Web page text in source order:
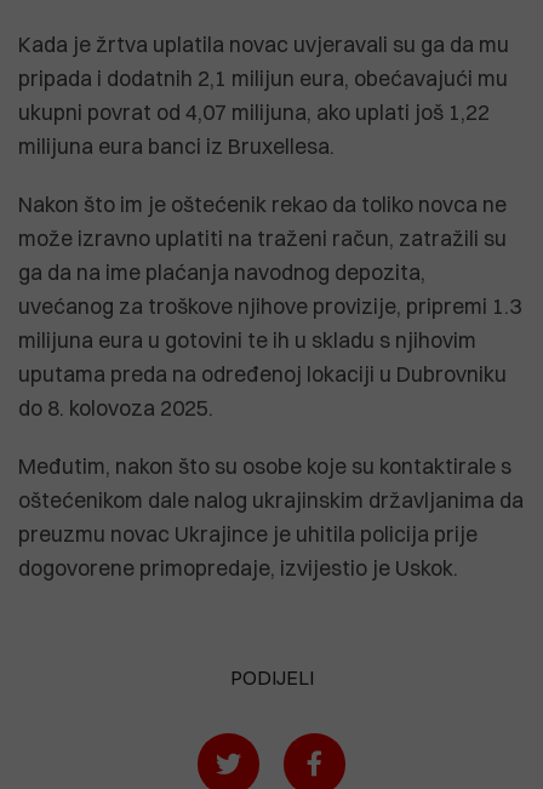
Kada je žrtva uplatila novac uvjeravali su ga da mu
pripada i dodatnih 2,1 milijun eura, obećavajući mu
ukupni povrat od 4,07 milijuna, ako uplati još 1,22
milijuna eura banci iz Bruxellesa.
Nakon što im je oštećenik rekao da toliko novca ne
može izravno uplatiti na traženi račun, zatražili su
ga da na ime plaćanja navodnog depozita,
uvećanog za troškove njihove provizije, pripremi 1.3
milijuna eura u gotovini te ih u skladu s njihovim
uputama preda na određenoj lokaciji u Dubrovniku
do 8. kolovoza 2025.
Međutim, nakon što su osobe koje su kontaktirale s
oštećenikom dale nalog ukrajinskim državljanima da
preuzmu novac Ukrajince je uhitila policija prije
dogovorene primopredaje, izvijestio je Uskok.
PODIJELI